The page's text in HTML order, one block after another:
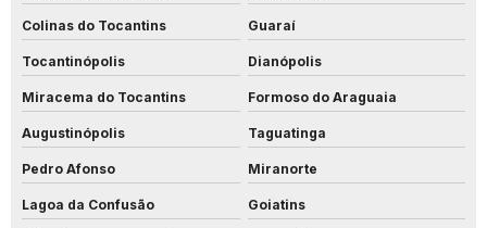
Colinas do Tocantins Guaraí
Tocantinópolis Dianópolis
Miracema do Tocantins Formoso do Araguaia
Augustinópolis Taguatinga
Pedro Afonso Miranorte
Lagoa da Confusão Goiatins